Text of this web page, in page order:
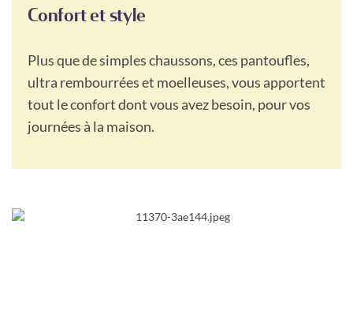
Confort et style
Plus que de simples chaussons, ces pantoufles,
ultra rembourrées et moelleuses, vous apportent
tout le confort dont vous avez besoin, pour vos
journées à la maison.